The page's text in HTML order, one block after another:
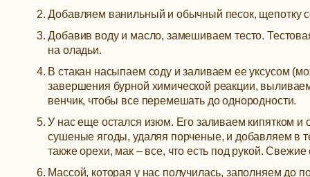
Добавляем ванильный и обычный песок, щепотку
Добавив воду и масло, замешиваем тесто.
на оладьи.
В стакан насыпаем соду и заливаем ее уксусом
завершения бурной химической реакции,
венчик, чтобы все перемешать до однородности.
У нас еще остался изюм. Его заливаем кипятком и
сушеные ягоды, удаляя порченые, и добавляем в
также орехи, мак – все, что есть под рукой.
Массой, которая у нас получилась, заполняем